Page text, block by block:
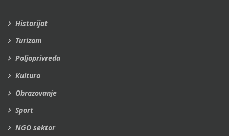
Historijat
Turizam
Poljoprivreda
Kultura
Obrazovanje
Sport
NGO sektor